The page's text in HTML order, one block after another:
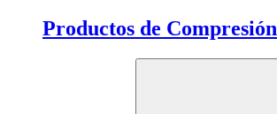
Productos de Compresión